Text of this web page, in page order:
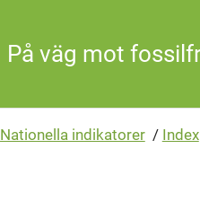
På väg mot
Nationella indikatorer / Index